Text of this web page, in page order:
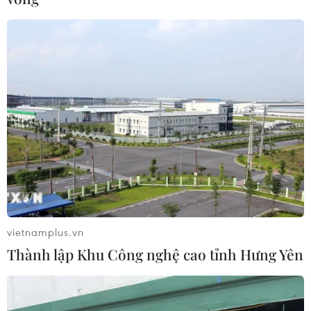
vietnamplus.vn
Thành lập Khu Công nghệ cao tỉnh Hưng Yên